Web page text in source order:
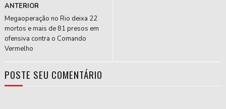
ANTERIOR
Megaoperação no Rio deixa 22
mortos e mais de 81 presos em
ofensiva contra o Comando
Vermelho
POSTE SEU COMENTÁRIO